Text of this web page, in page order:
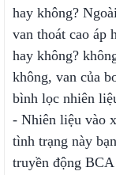
hay không?
van thoát cao áp
hay không?
không, van của
bình lọc nhiên
- Nhiên liệu vào
tình trạng này
truyền động